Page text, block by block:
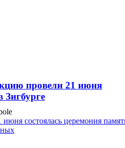
провели 21 июня
Зигбурге